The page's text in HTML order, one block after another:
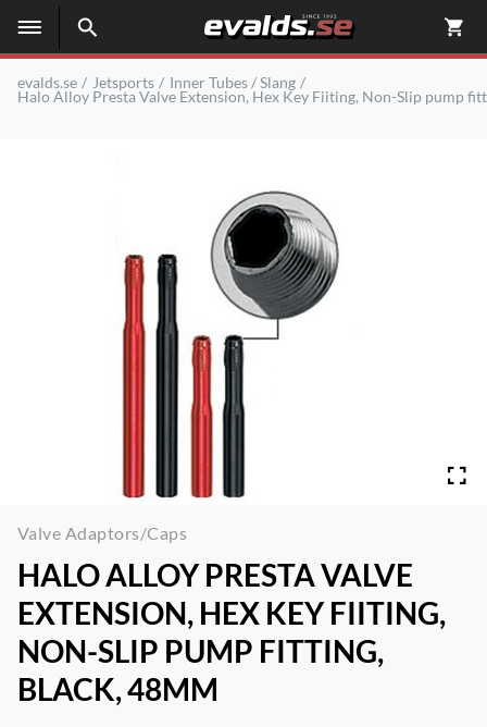
evalds.se Jetsports
Inner Tubes / Slang
Halo Alloy Presta Valve Extension, Hex Key Fiiting, Non-Slip pump
Valve Adaptors/Caps
HALO ALLOY PRESTA VALVE
EXTENSION, HEX KEY FIITING,
NON-SLIP PUMP FITTING,
BLACK, 48MM